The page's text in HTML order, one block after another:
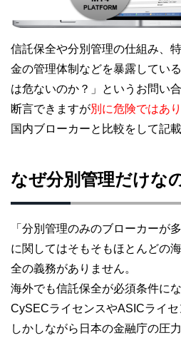
信託保全や分別管理の仕組み、
金の管理体制などを暴露してい
は危ないのか？」というお問い
断言できますが別に危険ではあ
国内ブローカーと比較をして記
なぜ分別管理だけな
「分別管理のみのブローカーが
に関してはそもそもほとんどの
全の義務がありません。
海外でも信託保全が必須条件に
CySECライセンスやASICライセ
しかしながら日本の金融庁の圧